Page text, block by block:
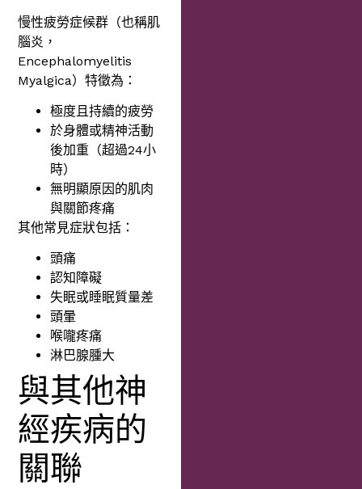
慢性疲勞症候群（也稱肌
腦炎，
Encephalomyelitis
Myalgica）特徵為：
極度且持續的疲勞
於身體或精神活動
後加重（超過24小
時）
無明顯原因的肌肉
與關節疼痛
其他常見症狀包括：
頭痛
認知障礙
失眠或睡眠質量差
頭暈
喉嚨疼痛
淋巴腺腫大
與其他神
經疾病的
關聯